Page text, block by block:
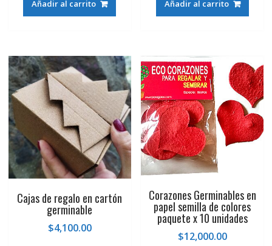
Añadir al carrito Añadir al carrito
Cajas de regalo en cartón
germinable
$4,100.00
Corazones Germinables en
papel semilla de colores
paquete x 10 unidades
$12,000.00